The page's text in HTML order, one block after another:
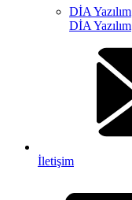
DİA Yazılım
DİA Yazılım
İletişim